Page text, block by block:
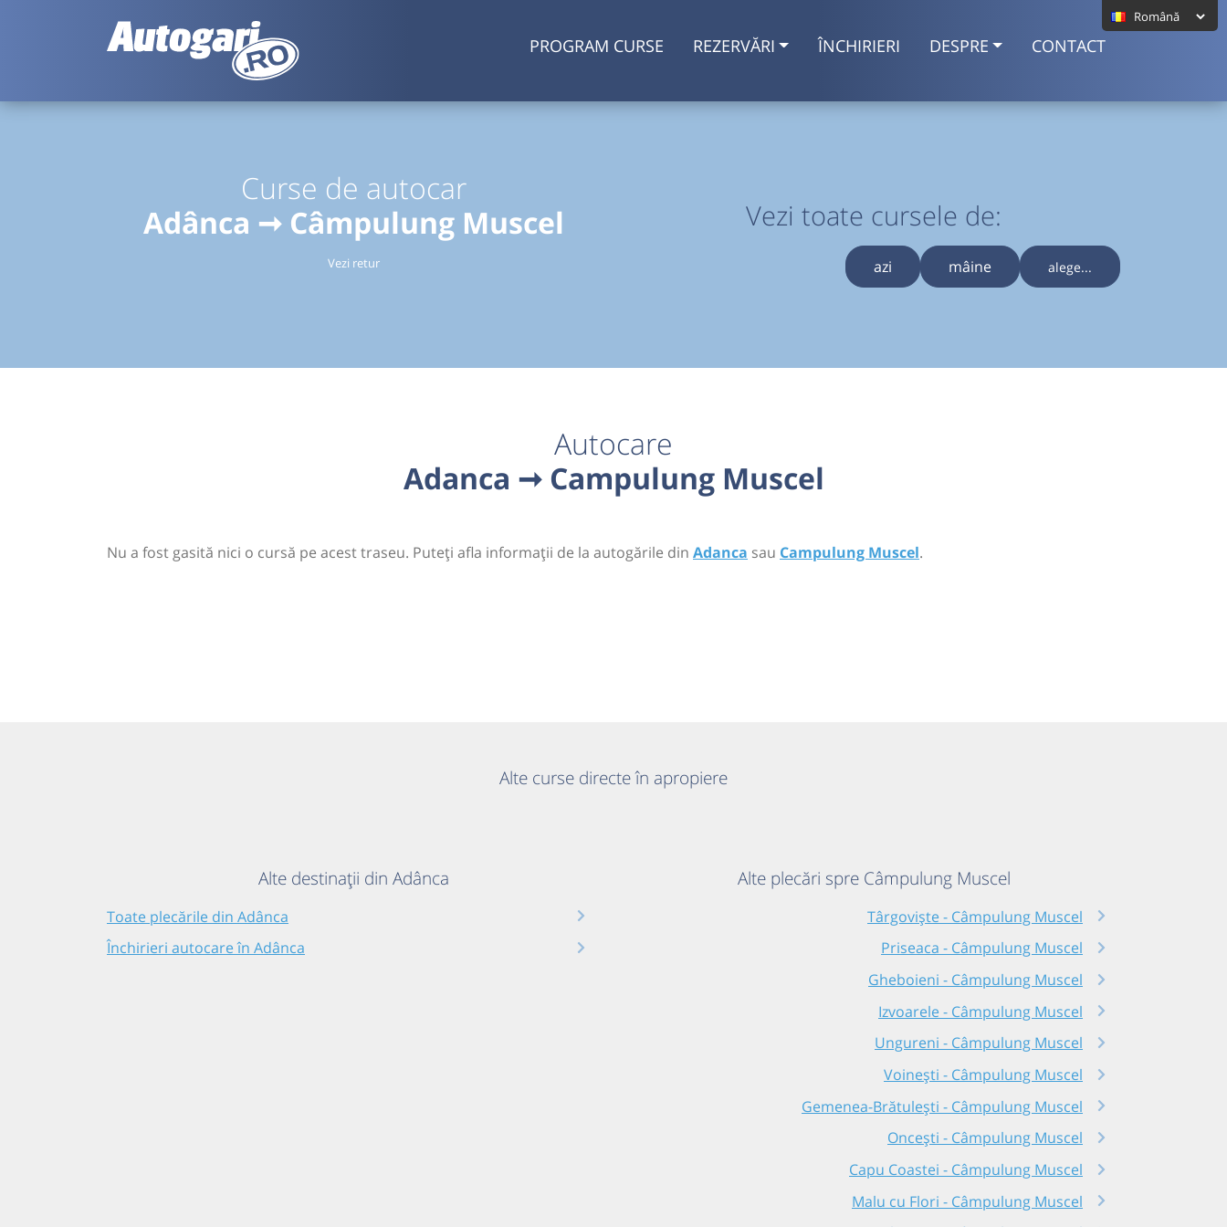
PROGRAM CURSE REZERVĂRI ÎNCHIRIERI DESPRE CONTACT
Curse de autocar
Adânca ➞ Câmpulung Muscel
Vezi retur
Vezi toate cursele de:
azi mâine alege...
Autocare
Adanca ➞ Campulung Muscel
Nu a fost gasită nici o cursă pe acest traseu. Puteți afla informații de la autogările din Adanca sau Campulung Muscel.
Alte curse directe în apropiere
Alte destinații din Adânca
Toate plecările din Adânca
Închirieri autocare în Adânca
Alte plecări spre Câmpulung Muscel
Târgoviște - Câmpulung Muscel
Priseaca - Câmpulung Muscel
Gheboieni - Câmpulung Muscel
Izvoarele - Câmpulung Muscel
Ungureni - Câmpulung Muscel
Voinești - Câmpulung Muscel
Gemenea-Brătulești - Câmpulung Muscel
Oncești - Câmpulung Muscel
Capu Coastei - Câmpulung Muscel
Malu cu Flori - Câmpulung Muscel